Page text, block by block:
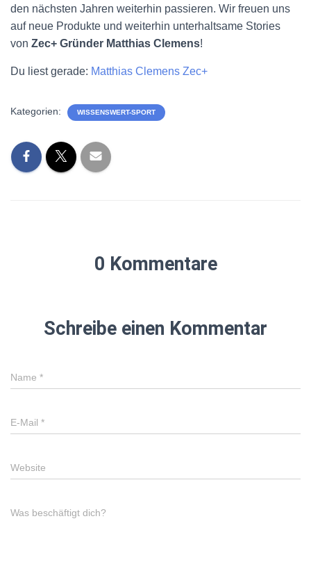
den nächsten Jahren weiterhin passieren. Wir freuen uns
auf neue Produkte und weiterhin unterhaltsame Stories
von Zec+ Gründer Matthias Clemens!
Du liest gerade: Matthias Clemens Zec+
Kategorien: WISSENSWERT-SPORT
0 Kommentare
Schreibe einen Kommentar
Name *
E-Mail *
Website
Was beschäftigt dich?